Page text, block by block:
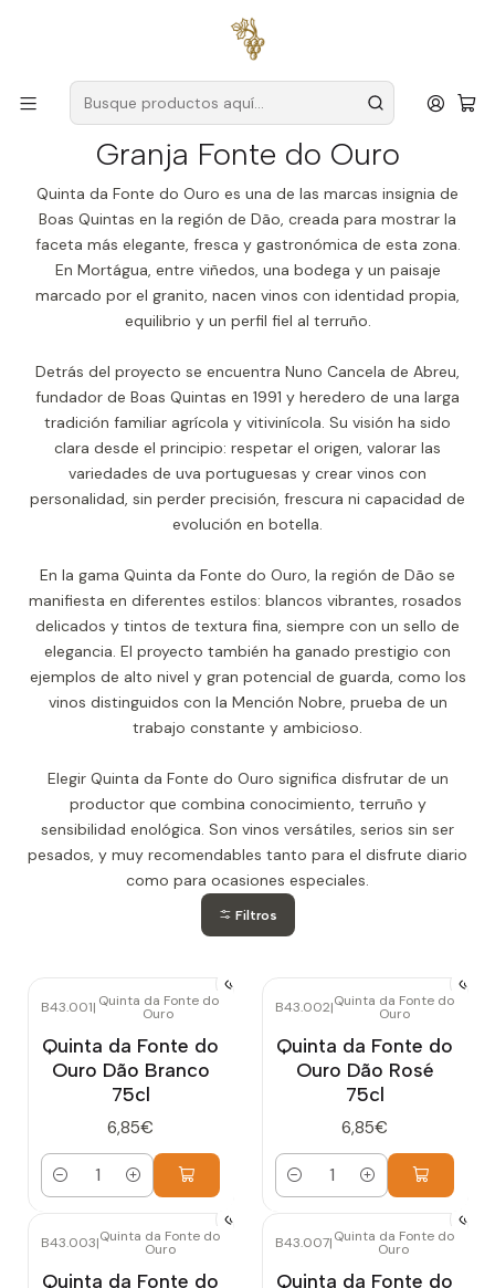
para pedidos superiores a
Productores Dar Granja Fonte do Ouro
Granja Fonte do Ouro
Quinta da Fonte do Ouro es una de las marcas insignia de
Boas Quintas en la región de Dão, creada para mostrar la
faceta más elegante, fresca y gastronómica de esta zona.
En Mortágua, entre viñedos, una bodega y un paisaje
marcado por el granito, nacen vinos con identidad propia,
equilibrio y un perfil fiel al terruño.
Detrás del proyecto se encuentra Nuno Cancela de Abreu,
fundador de Boas Quintas en 1991 y heredero de una larga
tradición familiar agrícola y vitivinícola. Su visión ha sido
clara desde el principio: respetar el origen, valorar las
variedades de uva portuguesas y crear vinos con
personalidad, sin perder precisión, frescura ni capacidad de
evolución en botella.
En la gama Quinta da Fonte do Ouro, la región de Dão se
manifiesta en diferentes estilos: blancos vibrantes, rosados ​​
delicados y tintos de textura fina, siempre con un sello de
elegancia. El proyecto también ha ganado prestigio con
ejemplos de alto nivel y gran potencial de guarda, como los
vinos distinguidos con la Mención Nobre, prueba de un
trabajo constante y ambicioso.
Elegir Quinta da Fonte do Ouro significa disfrutar de un
productor que combina conocimiento, terruño y
sensibilidad enológica. Son vinos versátiles, serios sin ser
pesados, y muy recomendables tanto para el disfrute diario
como para ocasiones especiales.
Filtros
B43.001| Quinta da Fonte do
Ouro
Quinta da Fonte do
Ouro Dão Branco
75cl
6,85€
Cantidad
B43.002|Quinta da Fonte do
Ouro
Quinta da Fonte do
Ouro Dão Rosé
75cl
6,85€
Cantidad
B43.003|Quinta da Fonte do
Ouro
Quinta da Fonte do
B43.007|Quinta da Fonte do
Ouro
Quinta da Fonte do